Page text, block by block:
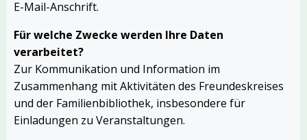
E-Mail-Anschrift.
Für welche Zwecke werden Ihre Daten
verarbeitet?
Zur Kommunikation und Information im
Zusammenhang mit Aktivitäten des Freundeskreises
und der Familienbibliothek, insbesondere für
Einladungen zu Veranstaltungen.